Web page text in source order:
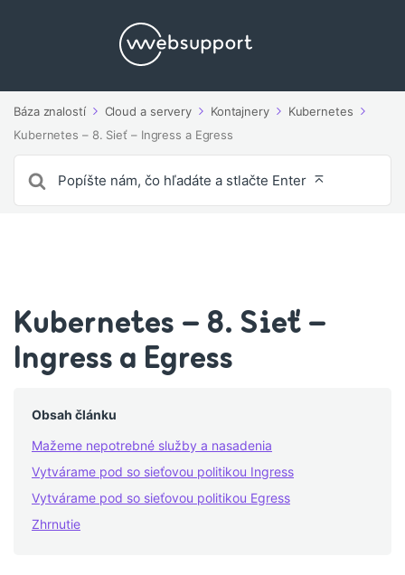
Báza znalostí Cloud a servery Kontajnery
Kubernetes
Kubernetes – 8. Sieť – Ingress a Egress
pre
Kubernetes – 8. Sieť –
Ingress a Egress
Obsah článku
Mažeme nepotrebné služby a nasadenia
Vytvárame pod so sieťovou politikou Ingress
Vytvárame pod so sieťovou politikou Egress
Zhrnutie